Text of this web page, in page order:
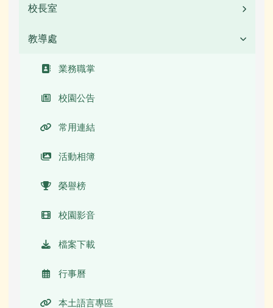
校長室
校長簡介(另開新視窗)
教導處
業務職掌
校園公告
常用連結
活動相簿
榮譽榜
校園影音
檔案下載
行事曆
本土語言專區